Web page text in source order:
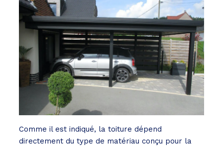
Comme il est indiqué, la toiture dépend
directement du type de matériau conçu pour la